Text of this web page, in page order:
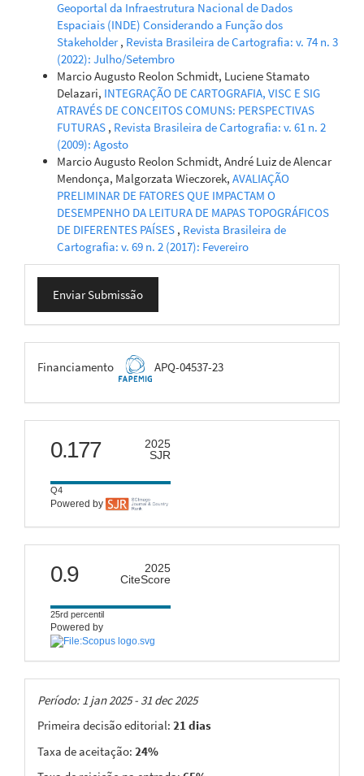
Geoportal da Infraestrutura Nacional de Dados
Espaciais (INDE) Considerando a Função dos
Stakeholder, Revista Brasileira de Cartografia: v. 74 n. 3
(2022): Julho/Setembro
Marcio Augusto Reolon Schmidt, Luciene Stamato
Delazari, INTEGRAÇÃO DE CARTOGRAFIA, VISC E SIG
ATRAVÉS DE CONCEITOS COMUNS: PERSPECTIVAS
FUTURAS , Revista Brasileira de Cartografia: v. 61 n. 2
(2009): Agosto
Marcio Augusto Reolon Schmidt, André Luiz de Alencar
Mendonça, Malgorzata Wieczorek, AVALIAÇÃO
PRELIMINAR DE FATORES QUE IMPACTAM O
DESEMPENHO DA LEITURA DE MAPAS TOPOGRÁFICOS
DE DIFERENTES PAÍSES , Revista Brasileira de
Cartografia: v. 69 n. 2 (2017): Fevereiro
Enviar
Submissão
Enviar Submissão
FAPEMIG
Financiamento APQ-04537-23
scimago
0.177
2025
SJR
Q4
Powered by
citescore
0.9
2025
CiteScore
25rd percentil
Powered by
Taxas
Período: 1 jan 2025 - 31 dec 2025
Primeira decisão editorial: 21 dias
Taxa de aceitação: 24%